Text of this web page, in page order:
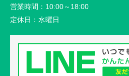
営業時間： 10:00～18:00
定休日： 水曜日